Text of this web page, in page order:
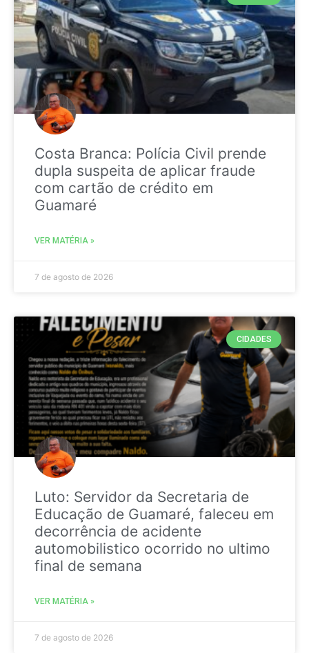
Costa Branca: Polícia Civil prende
dupla suspeita de aplicar fraude
com cartão de crédito em
Guamaré
VER MATÉRIA »
7 de agosto de 2026
CIDADES
Luto: Servidor da Secretaria de
Educação de Guamaré, faleceu em
decorrência de acidente
automobilistico ocorrido no ultimo
final de semana
VER MATÉRIA »
7 de agosto de 2026